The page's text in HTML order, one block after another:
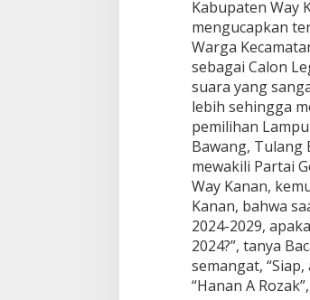
Kabupaten Way
mengucapkan
Warga
sebagai Calon
suara yang
lebih sehingga
pemilihan
Bawang, Tulang
mewakili Partai
Way Kanan,
Kanan, bahwa
2024-2029,
2024?”, tanya
semangat,
“Hanan A